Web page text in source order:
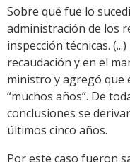
Sobre qué fue lo
administración de los
inspección técnicas.
recaudación y en el
ministro y agregó que
“muchos años”. De
conclusiones se
últimos cinco años.
Por este caso fueron